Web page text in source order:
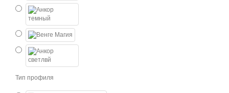
Тип профиля